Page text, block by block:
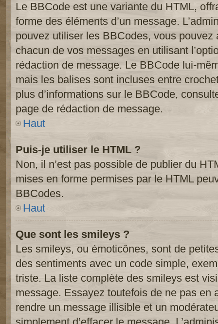
Le BBCode est une variante du HTML,
forme des éléments d’un message.
pouvez utiliser les BBCodes, vous
chacun de vos messages en utilisant
rédaction de message. Le BBCode lui-
mais les balises sont incluses entre
plus d’informations sur le BBCode,
page de rédaction de message.
Haut
Puis-je utiliser le HTML ?
Non, il n’est pas possible de publier du
mises en forme permises par le HTML
BBCodes.
Haut
Que sont les smileys ?
Les smileys, ou émoticônes, sont de
des sentiments avec un code simple,
triste. La liste complète des smileys est
message. Essayez toutefois de ne pas en
rendre un message illisible et un